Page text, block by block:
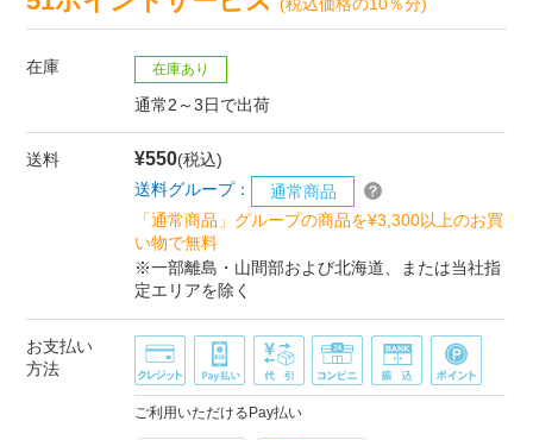
在庫 在庫あり
通常2～3日で出荷
送料 ¥550(税込)
送料グループ：
通常商品
「通常商品」グループの商品を¥3,300以上のお買
い物で無料
※一部離島・山間部および北海道、または当社指
定エリアを除く
お支払い
方法
ご利用いただけるPay払い